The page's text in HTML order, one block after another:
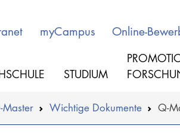
myCampus Online-
STUDIUM
Master Wichtige Dokumente Q-